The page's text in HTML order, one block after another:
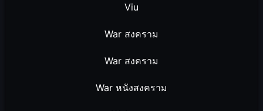
Viu
War สงคราม
War สงคราม
War หนังสงคราม